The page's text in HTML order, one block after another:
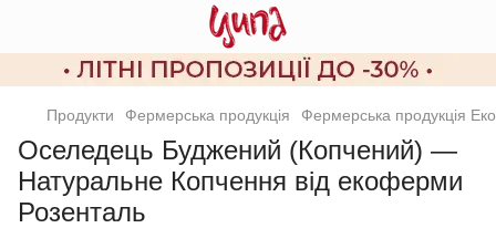
Продукти Фермерська продукція Фермерська продукція
Оселедець Буджений (Копчений) —
Натуральне Копчення від екоферми
Розенталь